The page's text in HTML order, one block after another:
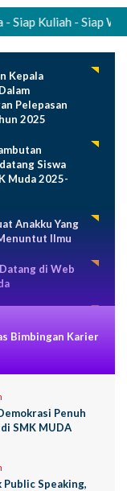
Kuliah - Siap
Kepala
Pelepasan
2025
Siswa
Muda 2025-
Anakku Yang
Ilmu
di Web
Bimbingan Karier
Penuh
SMK MUDA
Public Speaking,